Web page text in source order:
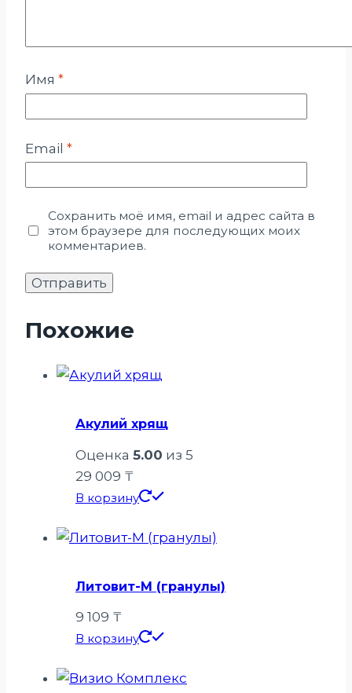
Имя *
Email *
Сохранить моё имя, email и адрес сайта в
этом браузере для последующих моих
комментариев.
Похожие
Акулий хрящ
Оценка 5.00 из 5
29 009 ₸
В корзину
Литовит-М (гранулы)
9 109 ₸
В корзину